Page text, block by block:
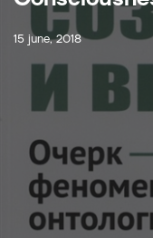
15 june, 2018